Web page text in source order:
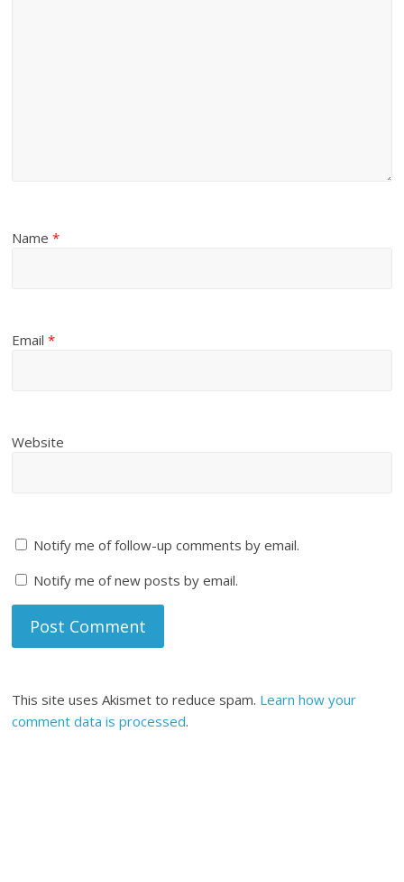
Name*
Email*
Website
Notify me of follow-up comments by email.
Notify me of new posts by email.
This site uses Akismet to reduce spam. Learn how your
comment data is processed.